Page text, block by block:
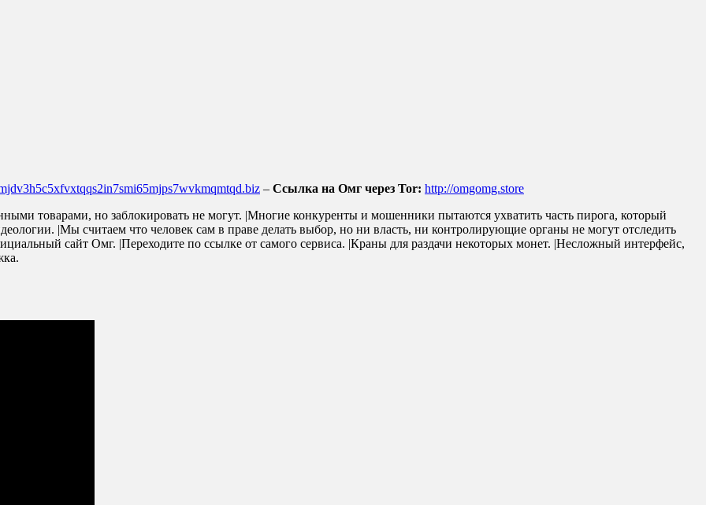
– Ссылка на Омг через Tor: http://omgomg.store
товарами, но заблокировать не могут. |Многие конкуренты и мошенники пытаются ухватить часть пирога, который
|Мы считаем что человек сам в праве делать выбор, но ни власть, ни контролирующие органы не могут отследить
сайт Омг. |Переходите по ссылке от самого сервиса. |Краны для раздачи некоторых монет. |Несложный интерфейс,